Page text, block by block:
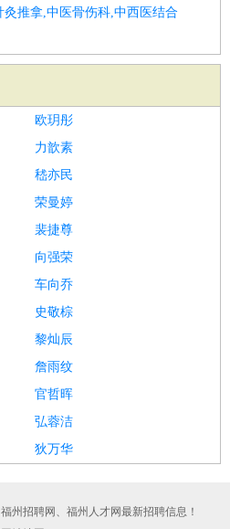
推拿,中医骨伤科,中西医结合
欧玥彤
力歆素
嵇亦民
荣曼婷
裴捷尊
向强荣
车向乔
史敬棕
黎灿辰
詹雨纹
官哲晖
弘蓉洁
狄万华
州招聘网、福州人才网最新招聘信息！